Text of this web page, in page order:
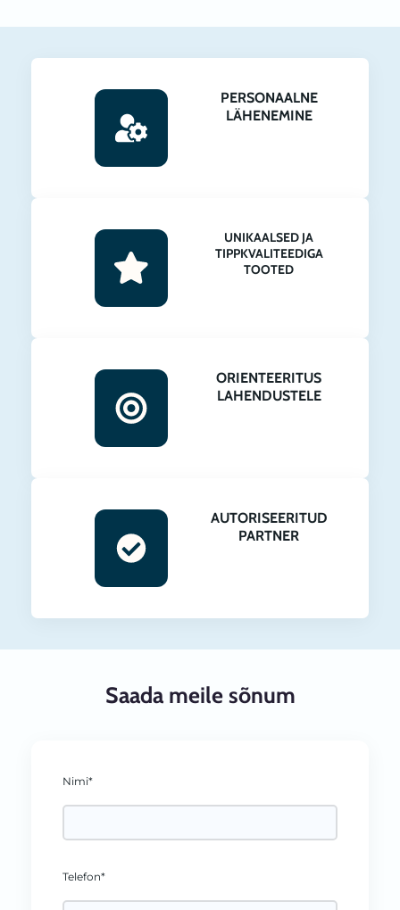
PERSONAALNE
LÄHENEMINE
UNIKAALSED JA
TIPPKVALITEEDIGA
TOOTED
ORIENTEERITUS
LAHENDUSTELE
AUTORISEERITUD
PARTNER
Saada meile sõnum
Nimi*
Telefon*